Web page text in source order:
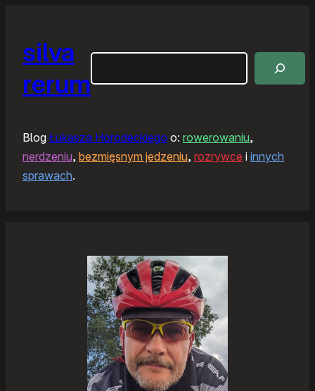
silva
rerum
Blog Łukasza Horodeckiego o: rowerowaniu,
nerdzeniu, bezmięsnym jedzeniu, rozrywce i innych
sprawach.